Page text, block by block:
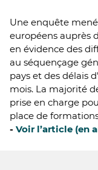
Une enquête
européens auprès
en évidence des
au séquençage
pays et des délais
mois. La majorité
prise en charge
place de
- Voir l’article (en